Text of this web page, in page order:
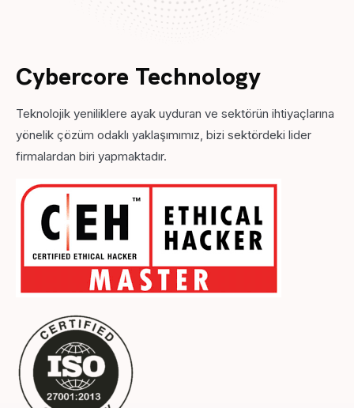
Cybercore Technology
Teknolojik yeniliklere ayak uyduran ve sektörün ihtiyaçlarına
yönelik çözüm odaklı yaklaşımımız, bizi sektördeki lider
firmalardan biri yapmaktadır.